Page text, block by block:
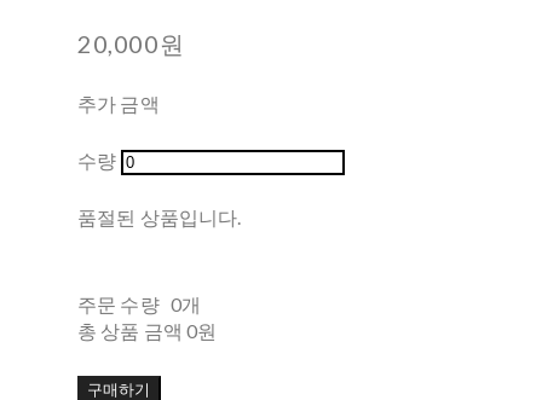
20,000원
추가 금액
수량
품절된 상품입니다.
주문 수량 0개
총 상품 금액 0원
구매하기